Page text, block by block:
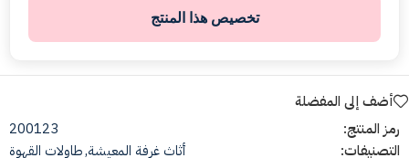
تخصيص هذا المنتج
أضف إلى المفضلة
رمز المنتج:
200123
التصنيفات:
أثاث غرفة المعيشة,طاولات القهوة